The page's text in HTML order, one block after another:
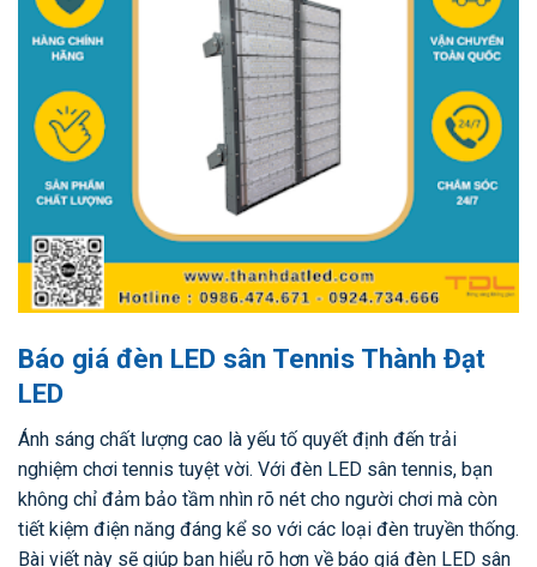
Báo giá đèn LED sân Tennis Thành Đạt
LED
Ánh sáng chất lượng cao là yếu tố quyết định đến trải
nghiệm chơi tennis tuyệt vời. Với đèn LED sân tennis, bạn
không chỉ đảm bảo tầm nhìn rõ nét cho người chơi mà còn
tiết kiệm điện năng đáng kể so với các loại đèn truyền thống.
Bài viết này sẽ giúp bạn hiểu rõ hơn về báo giá đèn LED sân